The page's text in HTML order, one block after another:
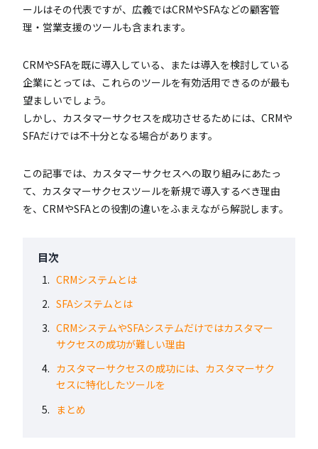
ールはその代表ですが、広義ではCRMやSFAなどの顧客管
理・営業支援のツールも含まれます。
CRMやSFAを既に導入している、または導入を検討している
企業にとっては、これらのツールを有効活用できるのが最も
望ましいでしょう。
しかし、カスタマーサクセスを成功させるためには、CRMや
SFAだけでは不十分となる場合があります。
この記事では、カスタマーサクセスへの取り組みにあたっ
て、カスタマーサクセスツールを新規で導入するべき理由
を、CRMやSFAとの役割の違いをふまえながら解説します。
目次
CRMシステムとは
SFAシステムとは
CRMシステムやSFAシステムだけではカスタマー
サクセスの成功が難しい理由
カスタマーサクセスの成功には、カスタマーサク
セスに特化したツールを
まとめ